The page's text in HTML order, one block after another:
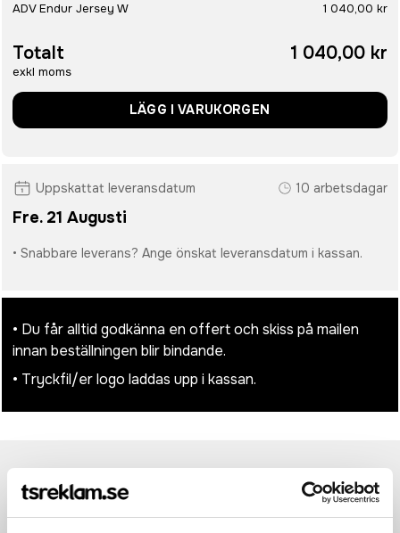
ADV Endur Jersey W 1 040,00 kr
Totalt
exkl moms
1 040,00 kr
LÄGG I VARUKORGEN
Uppskattat leveransdatum 10 arbetsdagar
Fre. 21 Augusti
• Snabbare leverans? Ange önskat leveransdatum i kassan.
• Du får alltid godkänna en offert och skiss på mailen
innan beställningen blir bindande.
• Tryckfil/er logo laddas upp i kassan.
Produktinformation Recensioner (954st)